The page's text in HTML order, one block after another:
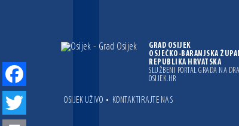
GRAD OSIJEK
OSJEČKO-BARANJSKA
REPUBLIKA HRVATSKA
SLUŽBENI PORTAL GRADA NA
OSIJEK.HR
OSIJEK UŽIVO • KONTAKTIRAJTE NAS
Facebook
Twitter